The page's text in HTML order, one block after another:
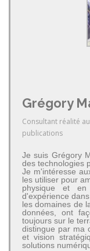
Grégory
Consultant réalité
publications
Je suis Grégory
des technologies
Je m'intéresse
les utiliser pour
physique et
d'expérience
les domaines de
données, ont
toujours sur le
distingue par ma
et vision
solutions